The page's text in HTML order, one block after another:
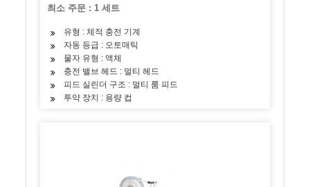
최소 주문 : 1 세트
유형 : 체적 충전 기계
자동 등급 : 오토매틱
물자 유형 : 액체
충전 밸브 헤드 : 멀티 헤드
피드 실린더 구조 : 멀티 룸 피드
투약 장치 : 용량 컵